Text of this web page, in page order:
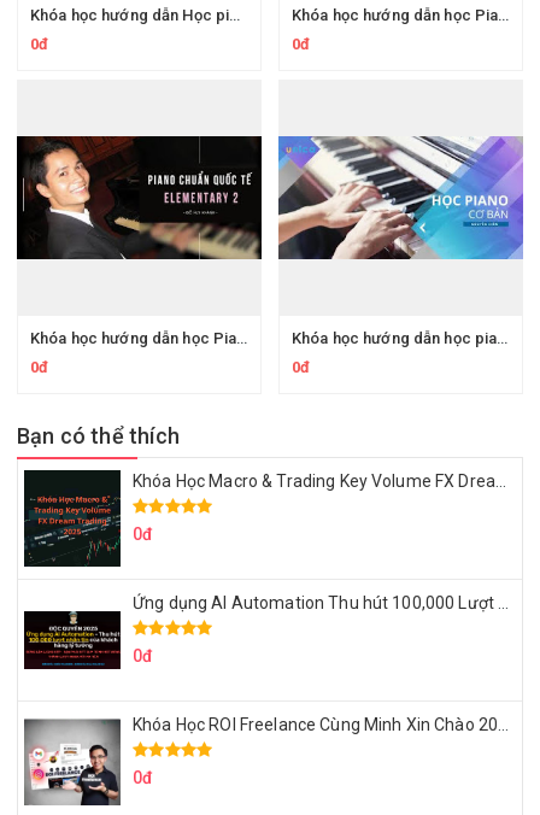
Khóa học hướng dẫn Học piano cho người mới bắt đầu dễ dàng nhất
0đ
Khóa học hướng dẫn học Piano chuẩn quốc tế pre – Intermadiate
0đ
Khóa học hướng dẫn học Piano chuẩn Quốc tế Elementary 2
0đ
Khóa học hướng dẫn học piano cho người mới bắt đầu
0đ
Bạn có thể thích
0đ
0đ
0đ